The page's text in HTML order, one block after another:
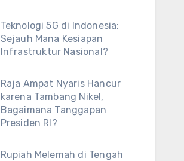
Teknologi 5G di Indonesia:
Sejauh Mana Kesiapan
Infrastruktur Nasional?
Raja Ampat Nyaris Hancur
karena Tambang Nikel,
Bagaimana Tanggapan
Presiden RI?
Rupiah Melemah di Tengah